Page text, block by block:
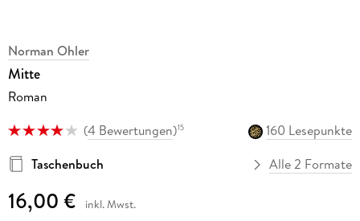
Norman Ohler
Mitte
Roman
(4 Bewertungen)15
160 Lesepunkte
Taschenbuch
Alle 2 Formate
16,00 € inkl. Mwst.